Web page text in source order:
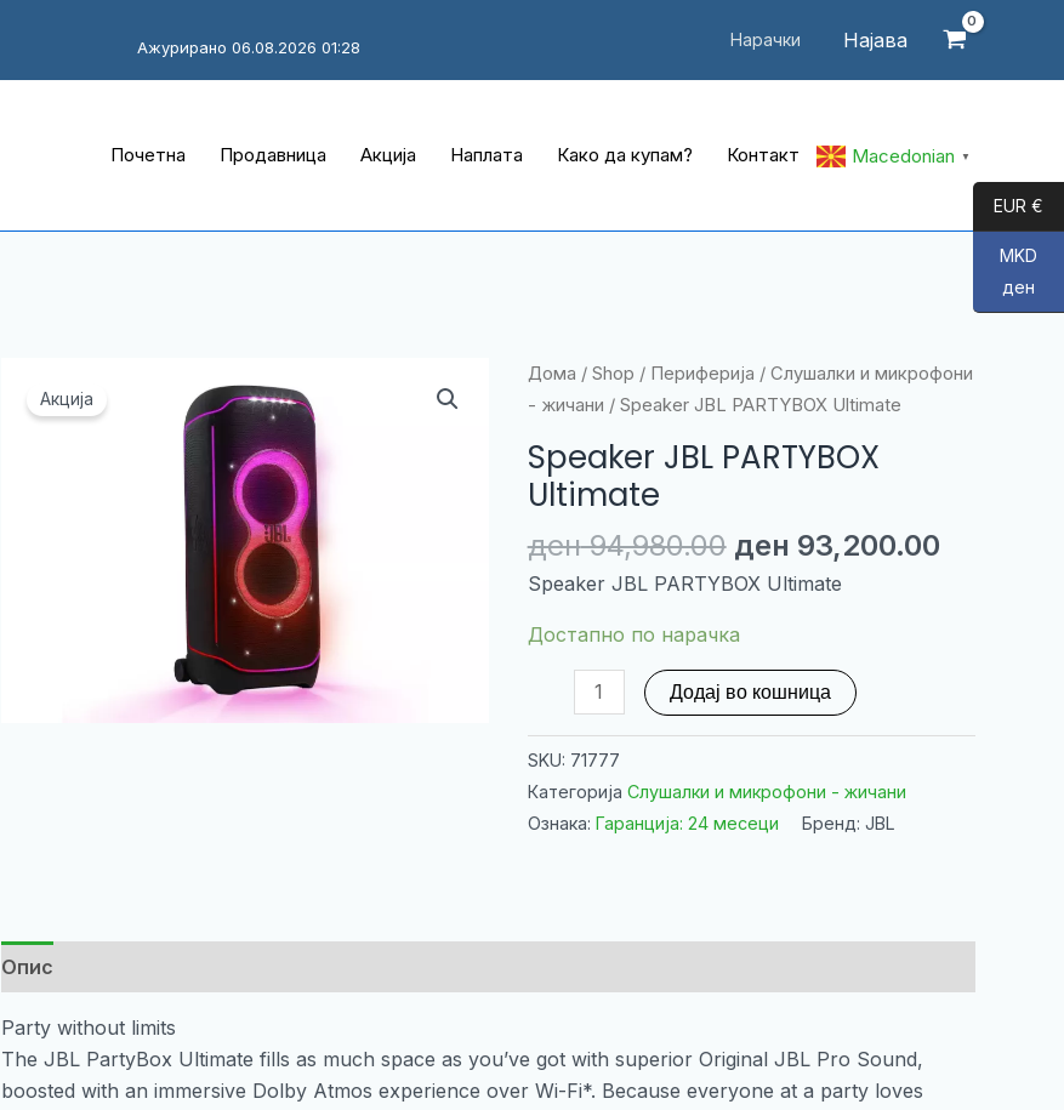
Нарачки Најава
Ажурирано 06.08.2026 01:28
Почетна Продавница Акција Наплата Како да купам? Контакт Macedonian ▼
Акција
Дома / Shop / Периферија / Слушалки и микрофони
- жичани / Speaker JBL PARTYBOX Ultimate
Speaker JBL PARTYBOX
Ultimate
ден94,980.00 Original
price
ден 94,980.00.
ден 93,200.00Current
Speaker JBL PARTYBOX Ultimate
Достапно по нарачка
Speaker
количина
Додај во кошница
SKU: 71777
Категорија Слушалки и микрофони - жичани
Ознака: Гаранција: 24 месеци Бренд: JBL
Опис
Party without limits
The JBL PartyBox Ultimate fills as much space as you’ve got with superior Original JBL Pro Sound,
boosted with an immersive Dolby Atmos experience over Wi-Fi*. Because everyone at a party loves
EUR €
MKD
ден